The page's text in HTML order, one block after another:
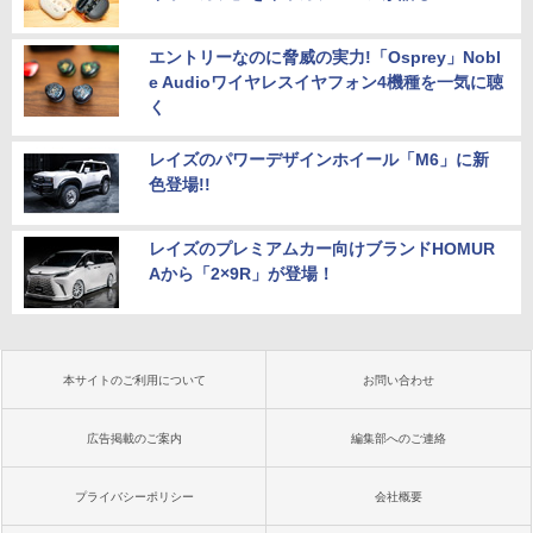
エントリーなのに脅威の実力!「Osprey」Nobl
e Audioワイヤレスイヤフォン4機種を一気に聴
く
レイズのパワーデザインホイール「M6」に新
色登場!!
レイズのプレミアムカー向けブランドHOMUR
Aから「2×9R」が登場！
本サイトのご利用について お問い合わせ
広告掲載のご案内 編集部へのご連絡
プライバシーポリシー 会社概要